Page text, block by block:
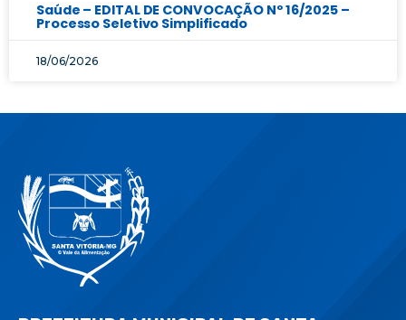
Saúde – EDITAL DE CONVOCAÇÃO Nº 16/2025 –
Processo Seletivo Simplificado
18/06/2026